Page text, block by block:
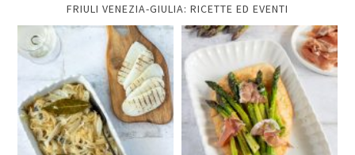
FRIULI VENEZIA-GIULIA: RICETTE ED EVENTI